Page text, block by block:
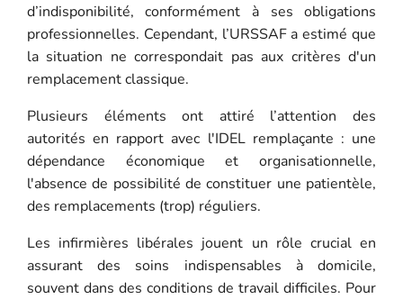
d’indisponibilité, conformément à ses obligations
professionnelles. Cependant, l’URSSAF a estimé que
la situation ne correspondait pas aux critères d'un
remplacement classique.
Plusieurs éléments ont attiré l’attention des
autorités en rapport avec l'IDEL remplaçante : une
dépendance économique et organisationnelle,
l'absence de possibilité de constituer une patientèle,
des remplacements (trop) réguliers.
Les infirmières libérales jouent un rôle crucial en
assurant des soins indispensables à domicile,
souvent dans des conditions de travail difficiles. Pour